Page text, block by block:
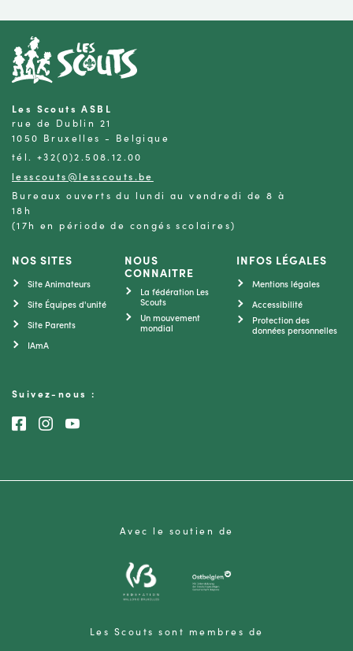
Les Scouts ASBL
rue de Dublin 21
1050 Bruxelles - Belgique
tél. +32(0)2.508.12.00
lesscouts@lesscouts.be
Bureaux ouverts du lundi au vendredi de 8 à
18h
(17h en période de congés scolaires)
NOS SITES
Site Animateurs
Site Équipes d'unité
Site Parents
IAmA
NOUS
CONNAITRE
La fédération Les
Scouts
Un mouvement
mondial
INFOS LÉGALES
Mentions légales
Accessibilité
Protection des
données personnelles
Suivez-nous :
Consultez notre page Facebook
Consultez notre page Instagram
Consultez notre chaîne Youtube
Avec le soutien de
Les Scouts sont membres de